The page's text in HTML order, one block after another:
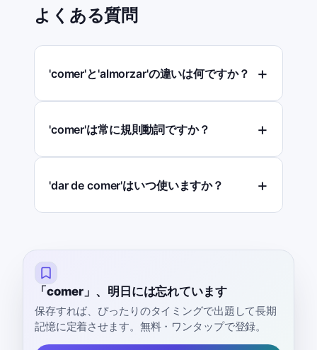
よくある質問
'comer'と'almorzar'の違いは何ですか？
'comer'は常に規則動詞ですか？
'dar de comer'はいつ使いますか？
「comer」、明日には忘れています
保存すれば、ぴったりのタイミングで出題して長期
記憶に定着させます。無料・ワンタップで登録。